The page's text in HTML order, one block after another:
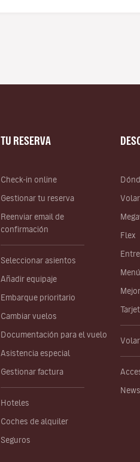
TU RESERVA
Check-in online
Gestionar tu reserva
Reenviar email de
confirmación
Seleccionar asientos
Añadir equipaje
Embarque prioritario
Cambiar vuelos
Documentación para el vuelo
Asistencia especial
Gestionar factura
Hoteles
Coches de alquiler
Seguros
Flex